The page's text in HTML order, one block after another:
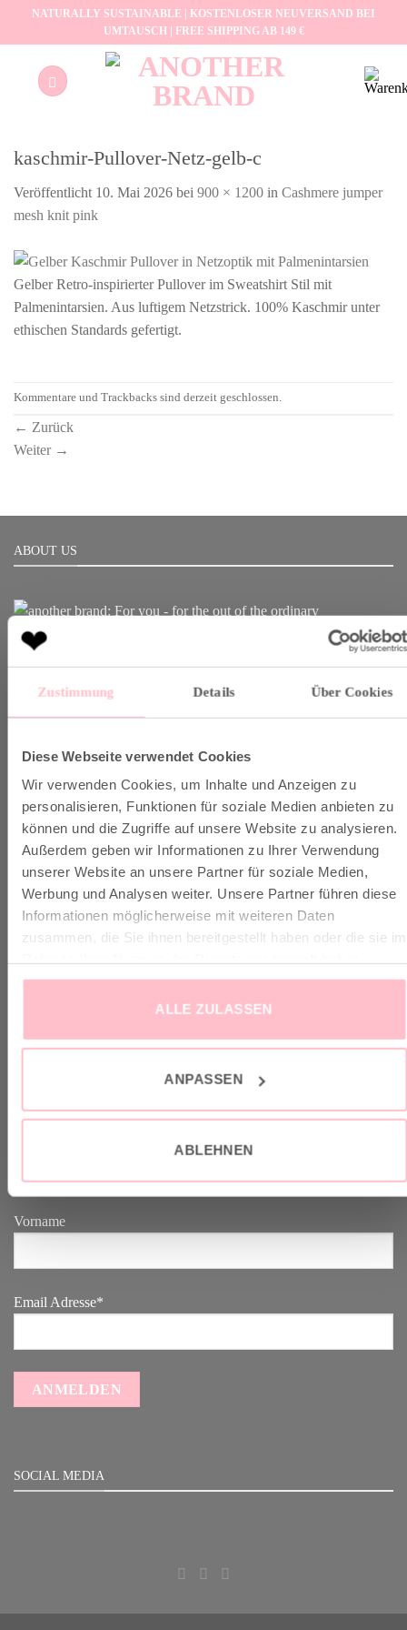
Zustimmung Details Über Cookies
Diese Webseite verwendet Cookies
Wir verwenden Cookies, um Inhalte und Anzeigen zu
personalisieren, Funktionen für soziale Medien anbieten zu
können und die Zugriffe auf unsere Website zu analysieren.
Außerdem geben wir Informationen zu Ihrer Verwendung
unserer Website an unsere Partner für soziale Medien,
Werbung und Analysen weiter. Unsere Partner führen diese
Informationen möglicherweise mit weiteren Daten
zusammen, die Sie ihnen bereitgestellt haben oder die sie im
ALLE ZULASSEN
ANPASSEN
ABLEHNEN
NATURALLY SUSTAINABLE | KOSTENLOSER NEUVERSAND BEI
UMTAUSCH | FREE SHIPPING AB 149 €
kaschmir-Pullover-Netz-gelb-c
Veröffentlicht 10. Mai 2026 bei 900 × 1200 in Cashmere jumper
mesh knit pink
Gelber Retro-inspirierter Pullover im Sweatshirt Stil mit
Palmenintarsien. Aus luftigem Netzstrick. 100% Kaschmir unter
ethischen Standards gefertigt.
Kommentare und Trackbacks sind derzeit geschlossen.
← Zurück
Weiter →
ABOUT US
Born in Munich.
Inspiring Designs.
Naturally sustainable.
sustainable production.
VERSAND & INFO
✓ Klimaneutraler Versand mit DHL / GoGreen
und Retoure
VERTRAG WIDERRUFEN
GOOD-NEWS-LETTER
Vorname
Email Adresse*
SOCIAL MEDIA